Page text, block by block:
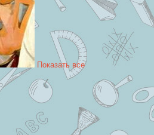
Показать все